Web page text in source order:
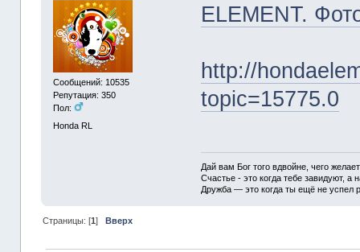
Сообщений: 10535
Репутация: 350
Пол:
Honda RL
ELEMENT.
http://
topic=15775.0
Дай вам Бог того вдвойне, чего
Счастье - это когда тебе завидуют, а
Дружба — это когда ты ещё не успел
Страницы: [1] Вверх